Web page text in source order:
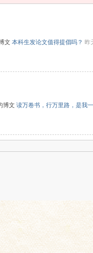
文 本科生发论文值得提倡吗？ 昨
博文 读万卷书，行万里路，是我